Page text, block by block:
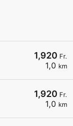
1,920 Fr.
1,0 km
1,920 Fr.
1,0 km